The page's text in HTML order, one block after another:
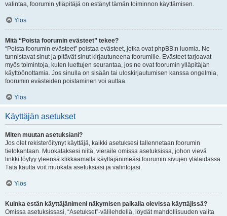
valintaa, foorumin ylläpitäjä on estänyt tämän toiminnon käyttämisen.
Ylös
Mitä “Poista foorumin evästeet” tekee?
“Poista foorumin evästeet” poistaa evästeet, jotka ovat phpBB:n luomia. Ne
tunnistavat sinut ja pitävät sinut kirjautuneena foorumille. Evästeet tarjoavat
myös toimintoja, kuten luettujen seurantaa, jos ne ovat foorumin ylläpitäjän
käyttöönottamia. Jos sinulla on sisään tai uloskirjautumisen kanssa ongelmia,
foorumin evästeiden poistaminen voi auttaa.
Ylös
Käyttäjän asetukset
Miten muutan asetuksiani?
Jos olet rekisteröitynyt käyttäjä, kaikki asetuksesi tallennetaan foorumin
tietokantaan. Muokataksesi niitä, vieraile omissa asetuksissa, johon vievä
linkki löytyy yleensä klikkaamalla käyttäjänimeäsi foorumin sivujen ylälaidassa.
Tätä kautta voit muokata asetuksiasi ja valintojasi.
Ylös
Kuinka estän käyttäjänimeni näkymisen paikalla olevissa käyttäjissä?
Omissa asetuksissasi, “Asetukset”-välilehdellä, löydät mahdollisuuden valita